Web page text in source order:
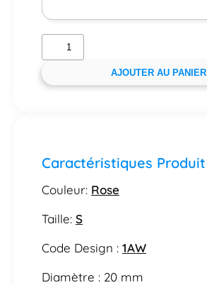
AJOUTER AU PANIER
Caractéristiques Produit
Couleur: Rose
Taille: S
Code Design : 1AW
Diamètre : 20 mm